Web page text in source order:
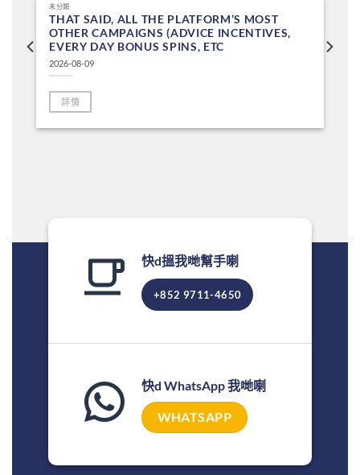
未分類
THAT SAID, ALL THE PLATFORM’S MOST
OTHER CAMPAIGNS (ADVICE INCENTIVES,
EVERY DAY BONUS SPINS, ETC
2026-08-09
詳情
快d搵我哋幫手喇
+852 9711-4650
快d WhatsApp 我哋喇
WHATSAPP